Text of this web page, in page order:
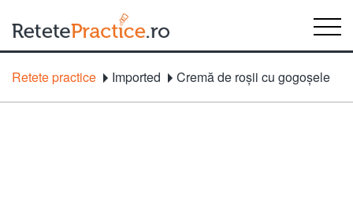
Retete practice Imported Cremă de roşii cu gogoşele